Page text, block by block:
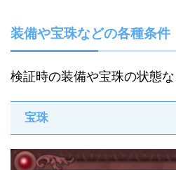
装備や宝珠などの各種条件
検証時の装備や宝珠の状態な
宝珠